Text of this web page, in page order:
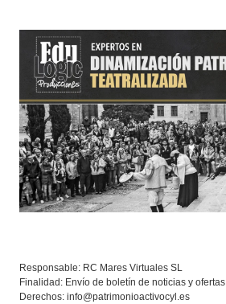
Responsable: RC Mares Virtuales SL
Finalidad: Envío de boletín de noticias y ofertas
Derechos: info@patrimonioactivocyl.es